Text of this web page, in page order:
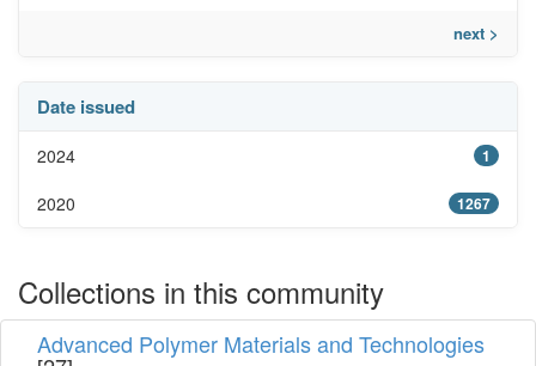
next >
Date issued
2024 1
2020 1267
Collections in this community
Advanced Polymer Materials and Technologies